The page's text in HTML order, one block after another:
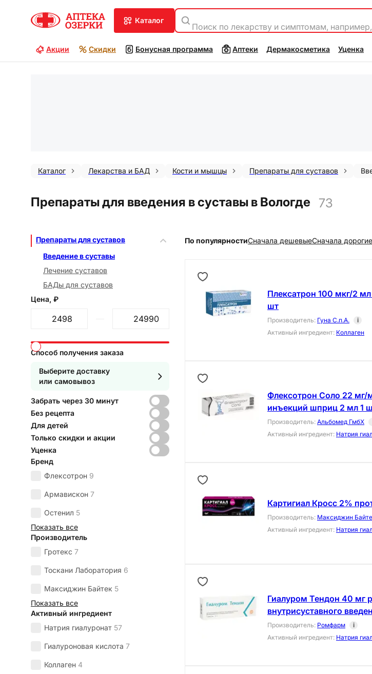
каталог
Поиск по лекарству и симптомам, например,
Акции Скидки Бонусная программа Аптеки Дермакосметика Уценка
Каталог Лекарства и БАД Кости и мышцы Препараты для суставов
Препараты для введения в суставы в Вологде 73
Препараты для суставов
Введение в суставы
Лечение суставов
БАДы для суставов
Цена, ₽
Способ получения заказа
Выберите доставку
или самовывоз
Забрать через 30 минут
Без рецепта
Для детей
Только скидки и акции
Уценка
Бренд
Флексотрон 9
Армавискон 7
Остенил 5
Показать все
Производитель
Гротекс 7
Тоскани Лаборатория 6
Максиджин Байтек 5
Показать все
Активный ингредиент
Натрия гиалуронат 57
Гиалуроновая кислота 7
Коллаген 4
По популярностиCначала дешевыеCначала дорогие
Плексатрон 100 мкг/2
шт
Производитель: Гуна С.п.А.
i
Активный ингредиент: Коллаген
Флексотрон Соло 22 мг/
инъекций шприц 2 мл 1
Производитель: Альбомед ГмбХ
Активный ингредиент: Натрия
Картигиал Кросс 2%
Производитель: Максиджин
Активный ингредиент: Натрия
Гиалуром Тендон 40 мг
внутрисуставного
Производитель: Ромфарм
i
Активный ингредиент: Натрия